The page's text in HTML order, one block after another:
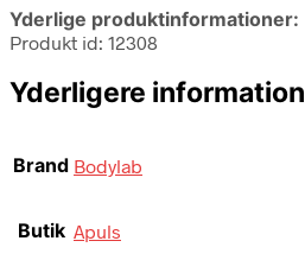
Yderlige produktinformationer:
Produkt id: 12308
Yderligere information
Brand Bodylab
Butik Apuls